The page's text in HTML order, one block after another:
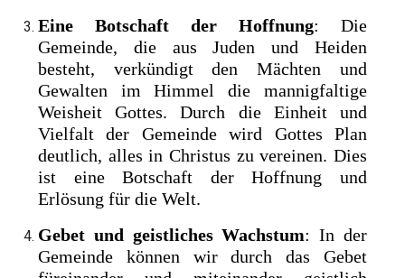
Eine Botschaft der Hoffnung: Die
Gemeinde, die aus Juden und Heiden
besteht, verkündigt den Mächten und
Gewalten im Himmel die mannigfaltige
Weisheit Gottes. Durch die Einheit und
Vielfalt der Gemeinde wird Gottes Plan
deutlich, alles in Christus zu vereinen. Dies
ist eine Botschaft der Hoffnung und
Erlösung für die Welt.
Gebet und geistliches Wachstum: In der
Gemeinde können wir durch das Gebet